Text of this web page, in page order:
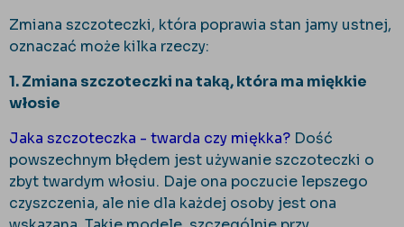
Zmiana szczoteczki, która poprawia stan jamy ustnej,
oznaczać może kilka rzeczy:
1. Zmiana szczoteczki na taką, która ma miękkie
włosie
Jaka szczoteczka - twarda czy miękka? Dość
powszechnym błędem jest używanie szczoteczki o
zbyt twardym włosiu. Daje ona poczucie lepszego
czyszczenia, ale nie dla każdej osoby jest ona